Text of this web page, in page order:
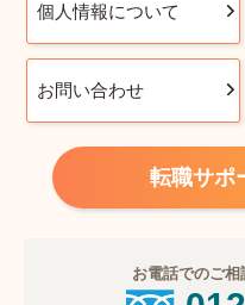
個人情報について
お問い合わせ
転職サポ
お電話でのご